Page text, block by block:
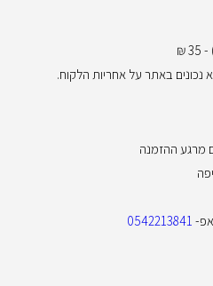
נכונים באתר על אחריות הלקוח.
0542213841